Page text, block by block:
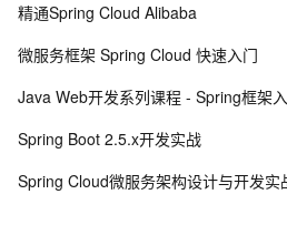
（功能包学生信息录入、学生信息
10Java EE WEB工程师培训-
精通Spring Cloud Alibaba
微服务框架 Spring Cloud 快速入门
Java Web开发系列课程 - Spring框架
Spring Boot 2.5.x开发实战
Spring Cloud微服务架构设计与开发实